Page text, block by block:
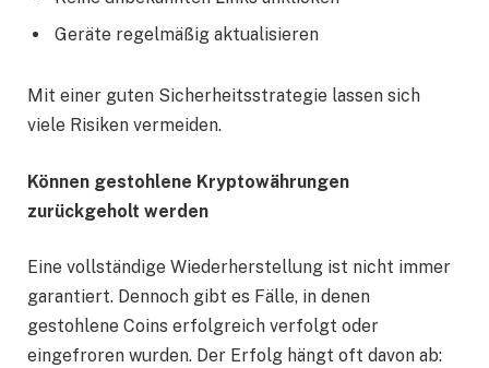
Geräte regelmäßig aktualisieren
Mit einer guten Sicherheitsstrategie lassen sich
viele Risiken vermeiden.
Können gestohlene Kryptowährungen
zurückgeholt werden
Eine vollständige Wiederherstellung ist nicht immer
garantiert. Dennoch gibt es Fälle, in denen
gestohlene Coins erfolgreich verfolgt oder
eingefroren wurden. Der Erfolg hängt oft davon ab: